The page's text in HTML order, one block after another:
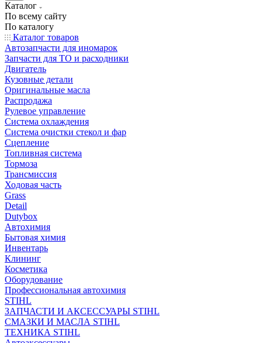
Каталог
По всему сайту
По каталогу
Каталог товаров
Автозапчасти для иномарок
Запчасти для ТО и расходники
Двигатель
Кузовные детали
Оригинальные масла
Распродажа
Рулевое управление
Система охлаждения
Система очистки стекол и фар
Сцепление
Топливная система
Тормоза
Трансмиссия
Ходовая часть
Grass
Detail
Dutybox
Автохимия
Бытовая химия
Инвентарь
Клининг
Косметика
Оборудование
Профессиональная автохимия
STIHL
ЗАПЧАСТИ И АКСЕССУАРЫ STIHL
СМАЗКИ И МАСЛА STIHL
ТЕХНИКА STIHL